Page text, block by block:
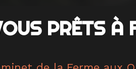
PRÊTS À